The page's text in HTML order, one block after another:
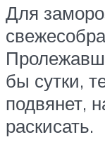
Для
бы сутки,
подвянет,
раскисать.